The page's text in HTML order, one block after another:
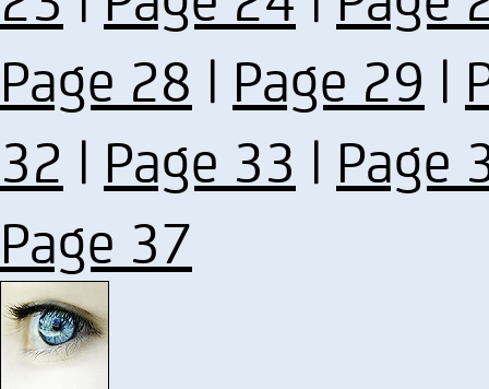
Page 28 | Page 29 |
32 | Page 33 | Page
Page 37